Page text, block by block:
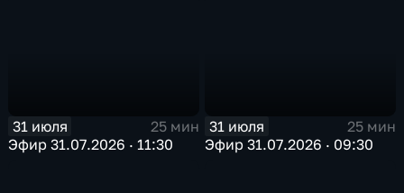
31 июля
25 мин
Эфир 31.07.2026 · 11:30
31 июля
25 мин
Эфир 31.07.2026 · 09:30